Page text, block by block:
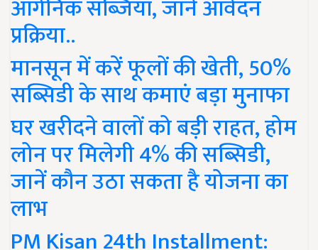
ऑर्गेनिक सब्जियां, जानें आवेदन
प्रक्रिया..
मानसून में करें फूलों की खेती, 50%
सब्सिडी के साथ कमाएं बड़ा मुनाफा
घर खरीदने वालों को बड़ी राहत, होम
लोन पर मिलेगी 4% की सब्सिडी,
जानें कौन उठा सकता है योजना का
लाभ
PM Kisan 24th Installment: